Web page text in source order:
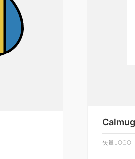
Calmug
矢量LOGO